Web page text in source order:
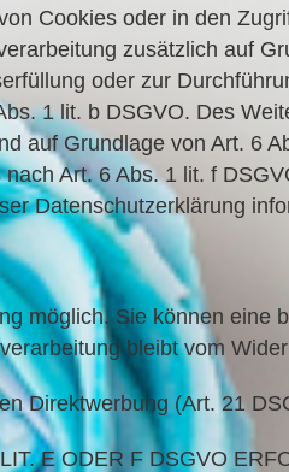
Cookies oder in den
zusätzlich auf
oder zur
1 lit. b DSGVO. Des
auf Grundlage von Art. 6
Art. 6 Abs. 1 lit. f
Datenschutzerklärung
möglich. Sie können eine
bleibt vom
Direktwerbung (Art. 21
E ODER F DSGVO